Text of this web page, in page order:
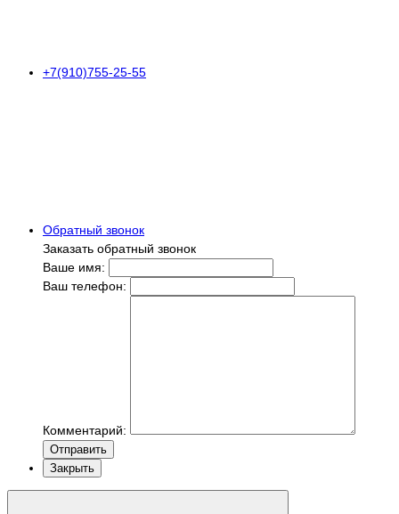
+7(910)755-25-55
Обратный звонок
Заказать обратный звонок
Ваше имя:
Ваш телефон:
Комментарий:
Отправить
Закрыть